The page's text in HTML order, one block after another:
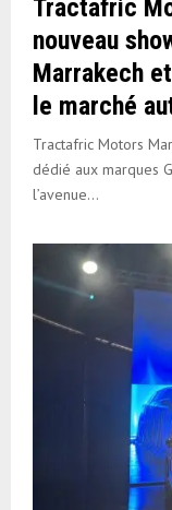
Tractafric
nouveau
Marrakech
le marché
Tractafric Motors
dédié aux marques
l’avenue...